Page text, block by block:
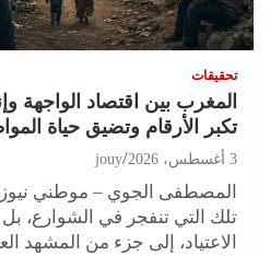
تحقيقات
المغرب بين اقتصاد الواجهة
تكبر الأرقام وتضيق حياة
3 أغسطس، 2026 jouy
المصطفى الجوي – موطني
تلك التي تنفجر في الشوارع،
الاعتياد، إلى جزء من المشهد